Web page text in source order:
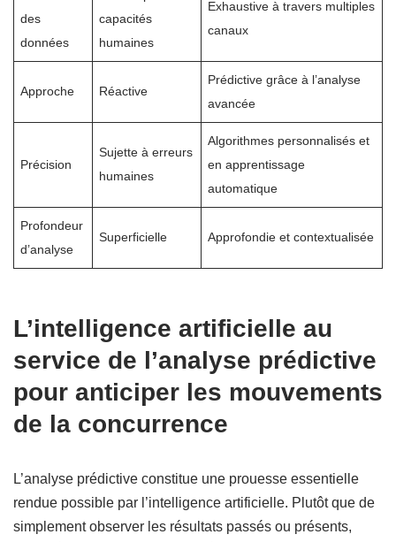
des
données
capacités
humaines
Exhaustive à travers multiples
canaux
Approche Réactive
Prédictive grâce à l’analyse
avancée
Précision
Sujette à erreurs
humaines
Algorithmes personnalisés et
en apprentissage
automatique
Profondeur
d’analyse
Superficielle Approfondie et contextualisée
L’intelligence artificielle au
service de l’analyse prédictive
pour anticiper les mouvements
de la concurrence
L’analyse prédictive constitue une prouesse essentielle
rendue possible par l’intelligence artificielle. Plutôt que de
simplement observer les résultats passés ou présents,